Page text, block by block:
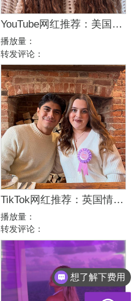
YouTube网红推荐：美国生活方式Vlog博主，200万粉家庭达人合作
播放量：
转发评论：
TikTok网红推荐：英国情侣生活旅行博主，互动挑战达人合作
播放量：
转发评论：
想了解下费用